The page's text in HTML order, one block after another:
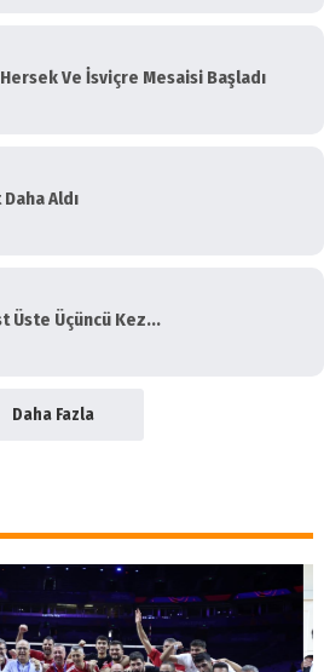
Ve İsviçre Mesaisi Başladı
Aldı
Üste Üçüncü Kez...